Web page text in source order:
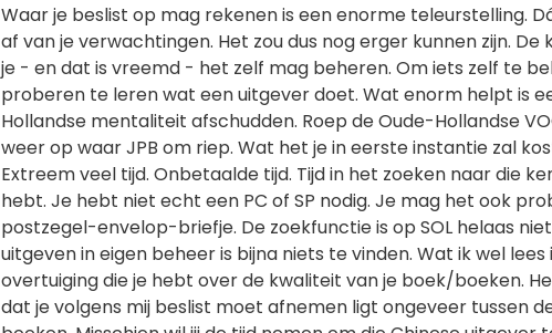
Waar je beslist op mag rekenen is een enorme teleurstelling.
af van je verwachtingen. Het zou dus nog erger kunnen zijn. De
je - en dat is vreemd - het zelf mag beheren. Om iets zelf te
proberen te leren wat een uitgever doet. Wat enorm helpt is
Hollandse mentaliteit afschudden. Roep de Oude-Hollandse
weer op waar JPB om riep. Wat het je in eerste instantie zal
Extreem veel tijd. Onbetaalde tijd. Tijd in het zoeken naar die
hebt. Je hebt niet echt een PC of SP nodig. Je mag het ook
postzegel-envelop-briefje. De zoekfunctie is op SOL helaas
uitgeven in eigen beheer is bijna niets te vinden. Wat ik wel
overtuiging die je hebt over de kwaliteit van je boek/boeken.
dat je volgens mij beslist moet afnemen ligt ongeveer tussen